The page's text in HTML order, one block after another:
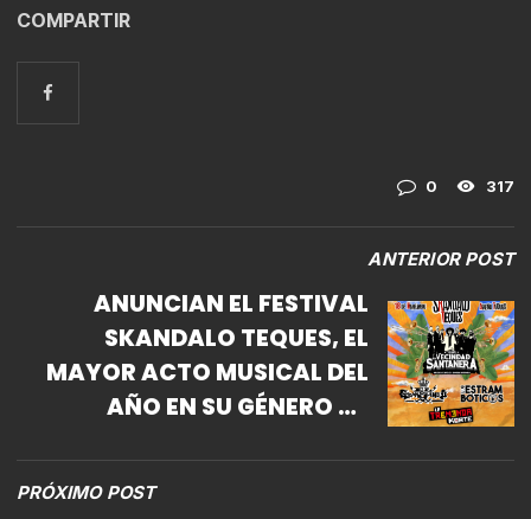
COMPARTIR
0 317
ANTERIOR POST
ANUNCIAN EL FESTIVAL
SKANDALO TEQUES, EL
MAYOR ACTO MUSICAL DEL
AÑO EN SU GÉNERO EN
PRÓXIMO POST